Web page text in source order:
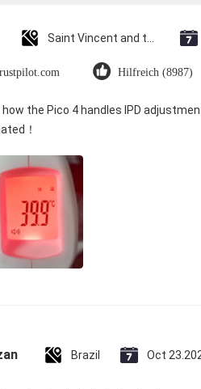
Hilfreich (8987)
how the Pico 4 handles IPD
！
Brazil Oct